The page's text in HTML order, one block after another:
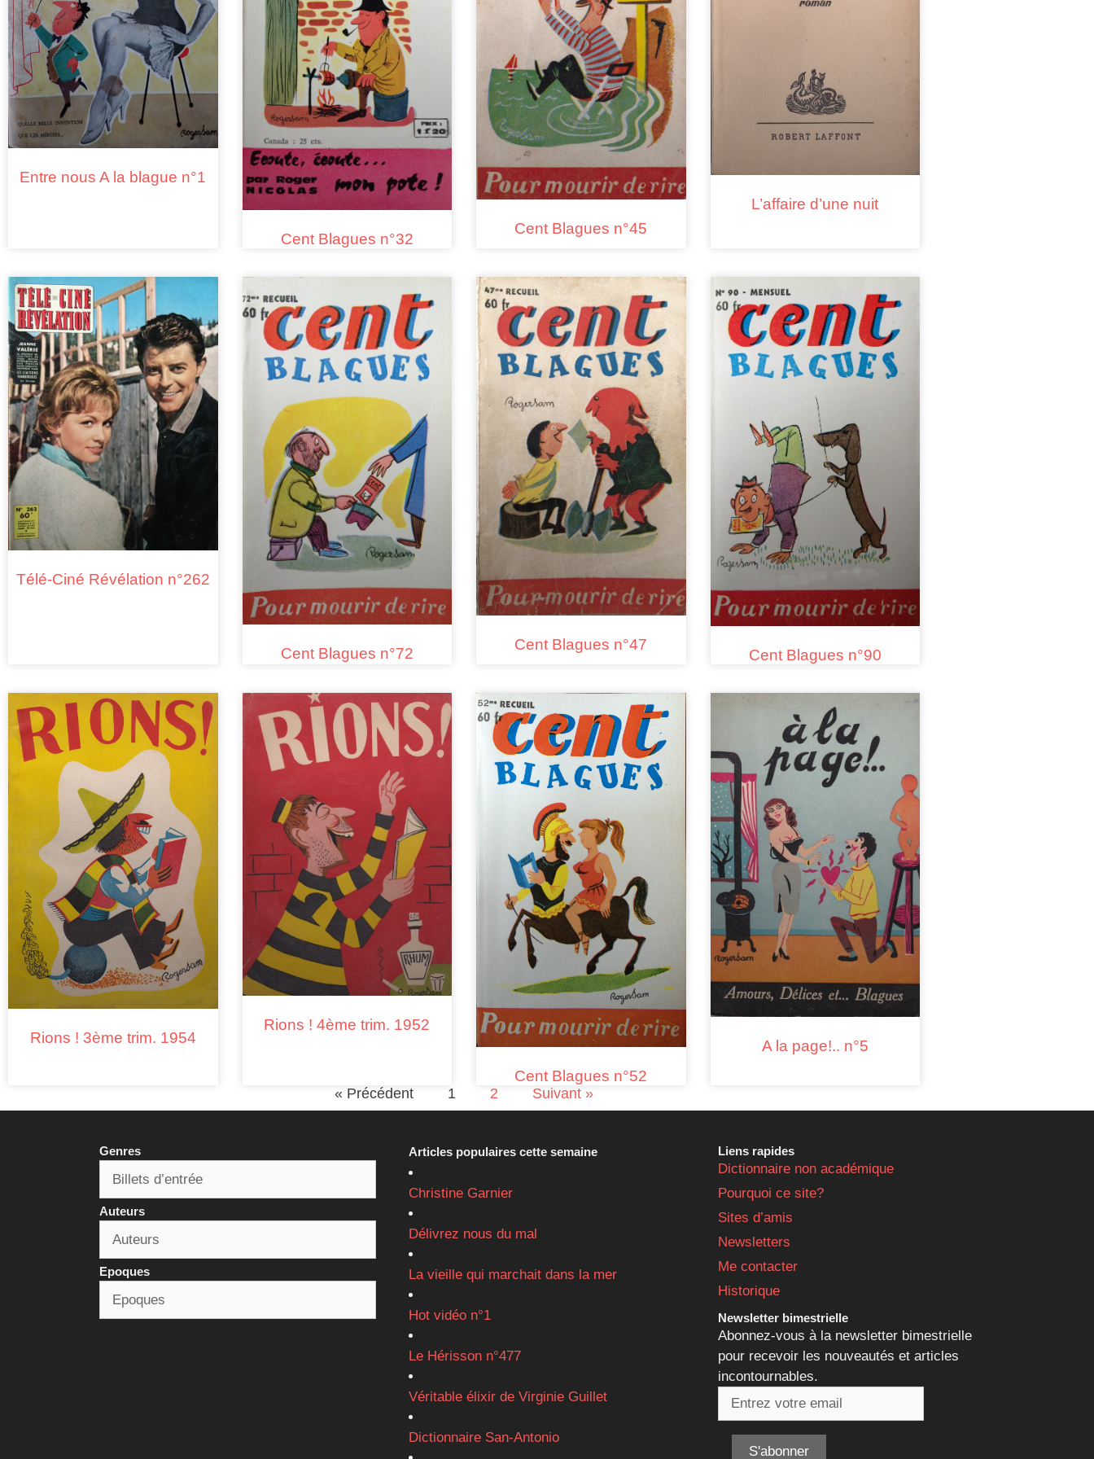
Entre nous A la blague n°1
Cent Blagues n°32
Cent Blagues n°45
L’affaire d’une nuit
Télé-Ciné Révélation n°262
Cent Blagues n°72
Cent Blagues n°47
Cent Blagues n°90
Rions ! 3ème trim. 1954
Rions ! 4ème trim. 1952
Cent Blagues n°52
A la page!.. n°5
« Précédent 1 2 Suivant »
Genres
Auteurs
Epoques
Articles populaires cette semaine
Christine Garnier
Délivrez nous du mal
La vieille qui marchait dans la mer
Hot vidéo n°1
Le Hérisson n°477
Véritable élixir de Virginie Guillet
Dictionnaire San-Antonio
Liens rapides
Dictionnaire non académique
Pourquoi ce site?
Sites d’amis
Newsletters
Me contacter
Historique
Newsletter bimestrielle
Abonnez-vous à la newsletter bimestrielle
pour recevoir les nouveautés et articles
incontournables.